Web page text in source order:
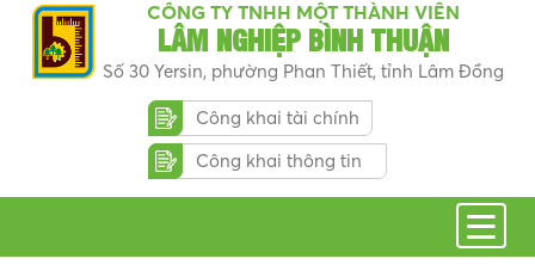
CÔNG TY TNHH MỘT THÀNH VIÊN
LÂM NGHIỆP BÌNH THUẬN
Số 30 Yersin, phường Phan Thiết, tỉnh Lâm Đồng
Công khai tài chính
Công khai thông tin